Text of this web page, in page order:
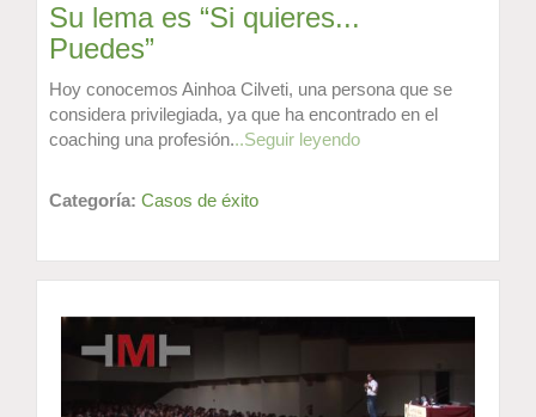
Su lema es “Si quieres...
Puedes”
Hoy conocemos Ainhoa Cilveti, una persona que se
considera privilegiada, ya que ha encontrado en el
coaching una profesión...Seguir leyendo
Categoría: Casos de éxito